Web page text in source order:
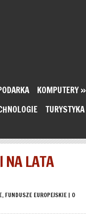
KOMPUTERY»
TURYSTYKA
NA LATA
, FUNDUSZE EUROPEJSKIE | 0